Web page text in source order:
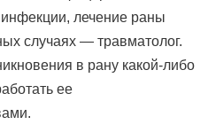
лечение раны
случаях — травматолог.
в рану какой-либо
ее